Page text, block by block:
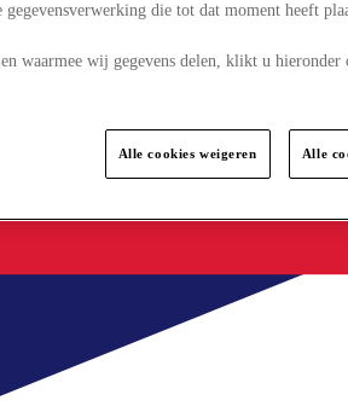
die tot dat moment heeft
waarmee wij gegevens delen, klikt u hieronder
Alle cookies weigeren Alle